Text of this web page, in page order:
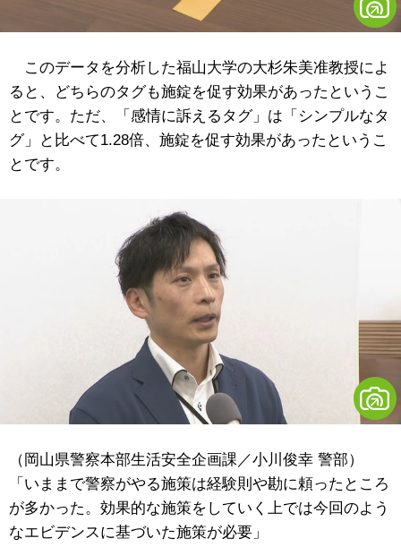
このデータを分析した福山大学の大杉朱美准教授によ
ると、どちらのタグも施錠を促す効果があったというこ
とです。ただ、「感情に訴えるタグ」は「シンプルなタ
グ」と比べて1.28倍、施錠を促す効果があったというこ
とです。
（岡山県警察本部生活安全企画課／小川俊幸 警部）
「いままで警察がやる施策は経験則や勘に頼ったところ
が多かった。効果的な施策をしていく上では今回のよう
なエビデンスに基づいた施策が必要」